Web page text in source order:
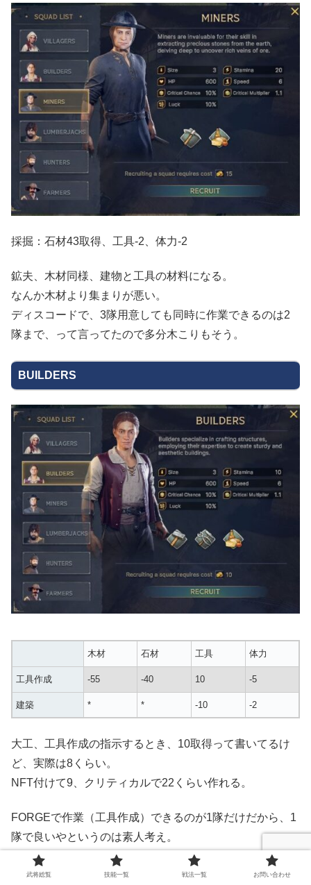
採掘：石材43取得、工具-2、体力-2
鉱夫、木材同様、建物と工具の材料になる。
なんか木材より集まりが悪い。
ディスコードで、3隊用意しても同時に作業できるのは2
隊まで、って言ってたので多分木こりもそう。
BUILDERS
木材 石材 工具 体力
工具作成 -55 -40 10 -5
建築 * * -10 -2
大工、工具作成の指示するとき、10取得って書いてるけ
ど、実際は8くらい。
NFT付けて9、クリティカルで22くらい作れる。
FORGEで作業（工具作成）できるのが1隊だけだから、1
隊で良いやというのは素人考え。
全職フルで回したら工具全然足りないので、1隊作業時は
武将総覧 技能一覧 戦法一覧 お問い合わせ